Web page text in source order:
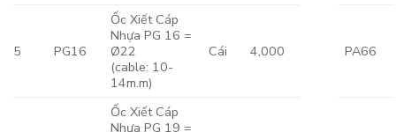
5 PG16
Ốc Xiết Cáp
Nhựa PG 16 =
Ø22
(cable: 10-
14m.m)
Cái 4,000 PA66
Ốc Xiết Cáp
Nhựa PG 19 =